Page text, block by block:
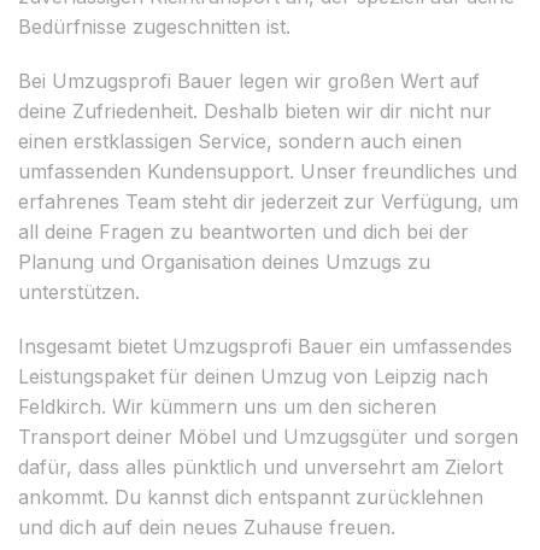
Bedürfnisse zugeschnitten ist.
Bei Umzugsprofi Bauer legen wir großen Wert auf
deine Zufriedenheit. Deshalb bieten wir dir nicht nur
einen erstklassigen Service, sondern auch einen
umfassenden Kundensupport. Unser freundliches und
erfahrenes Team steht dir jederzeit zur Verfügung, um
all deine Fragen zu beantworten und dich bei der
Planung und Organisation deines Umzugs zu
unterstützen.
Insgesamt bietet Umzugsprofi Bauer ein umfassendes
Leistungspaket für deinen Umzug von Leipzig nach
Feldkirch. Wir kümmern uns um den sicheren
Transport deiner Möbel und Umzugsgüter und sorgen
dafür, dass alles pünktlich und unversehrt am Zielort
ankommt. Du kannst dich entspannt zurücklehnen
und dich auf dein neues Zuhause freuen.